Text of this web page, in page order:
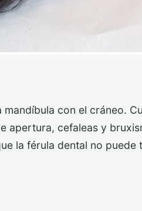
con el cráneo.
apertura, cefaleas y
la férula dental no puede